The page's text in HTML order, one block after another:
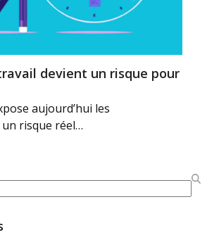
devient un risque pour
aujourd’hui les
risque réel…